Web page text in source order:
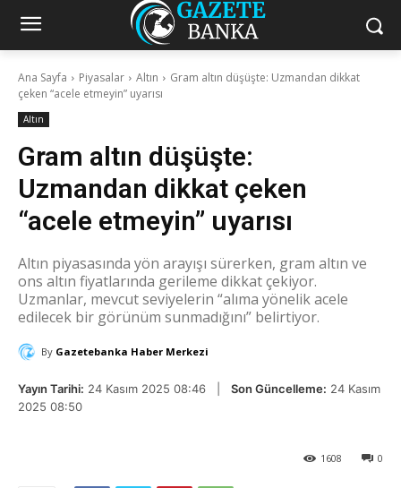
Ana Sayfa Piyasalar Altın
Gram altın düşüşte: Uzmandan dikkat
çeken “acele etmeyin” uyarısı
Altın
Gram altın düşüşte:
Uzmandan dikkat çeken
“acele etmeyin” uyarısı
Altın piyasasında yön arayışı sürerken, gram altın ve
ons altın fiyatlarında gerileme dikkat çekiyor.
Uzmanlar, mevcut seviyelerin “alıma yönelik acele
edilecek bir görünüm sunmadığını” belirtiyor.
By Gazetebanka Haber Merkezi
Yayın Tarihi: 24 Kasım 2025 08:46 | Son Güncelleme: 24 Kasım
2025 08:50
0
1608